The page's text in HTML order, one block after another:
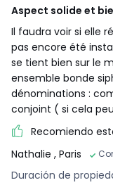
Aspect solide et
Il faudra voir si elle
pas encore été
se tient bien sur le
ensemble bonde
dénominations :
conjoint ( si cela
Recomiendo
Nathalie , Paris
Duración de